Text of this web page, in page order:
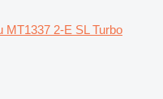
MT1337 2-E SL Turbo